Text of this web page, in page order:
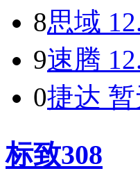
8思域
9速腾
0捷达
标致308